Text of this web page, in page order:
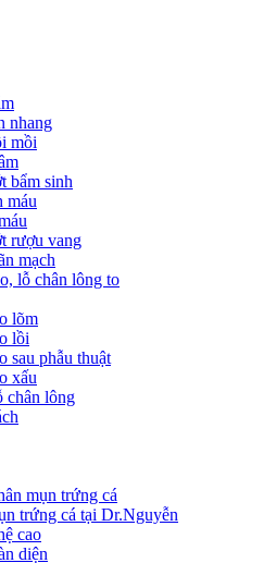
nhang
mồi
bẩm sinh
máu
rượu vang
mạch
lỗ chân lông to
lõm
lồi
sau phẫu thuật
xấu
chân lông
mụn trứng cá
trứng cá tại Dr.Nguyễn
cao
diện